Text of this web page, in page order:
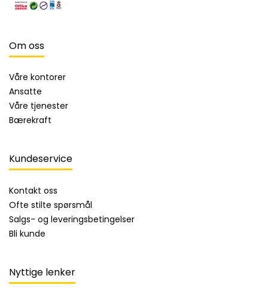
Om oss
Våre kontorer
Ansatte
Våre tjenester
Bærekraft
Kundeservice
Kontakt oss
Ofte stilte spørsmål
Salgs- og leveringsbetingelser
Bli kunde
Nyttige lenker